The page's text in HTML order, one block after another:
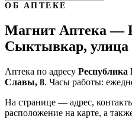
ОБ АПТЕКЕ
Магнит Аптека —
Сыктывкар,
Аптека по адресу
Славы, 8. Часы работы:
На странице — адрес,
расположение на карте, а